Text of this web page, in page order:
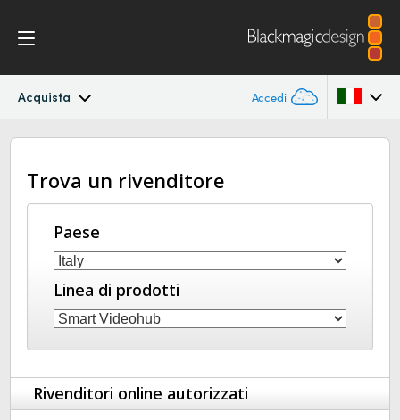
Acquista Accedi
Blackmagic Videohub
Galleria
Specifiche
Australia
Brazil
Canada
Denmark
Trova un rivenditore
Paese
Linea di prodotti
Rivenditori online autorizzati